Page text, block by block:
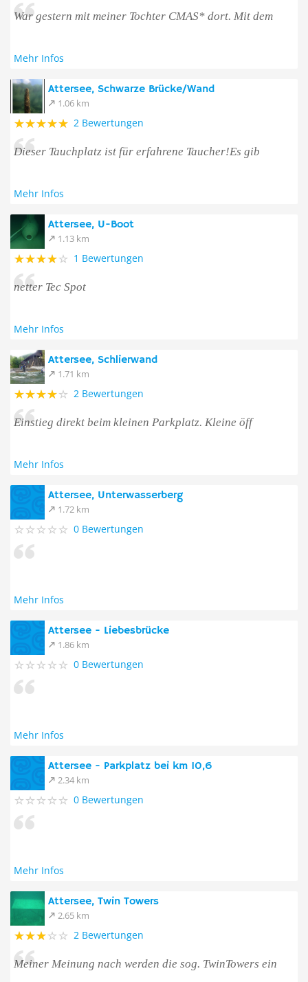
War gestern mit meiner Tochter CMAS* dort. Mit dem
Mehr Infos
Attersee, Schwarze Brücke/Wand
1.06 km
2 Bewertungen
Dieser Tauchplatz ist für erfahrene Taucher!Es gib
Mehr Infos
Attersee, U-Boot
1.13 km
1 Bewertungen
netter Tec Spot
Mehr Infos
Attersee, Schlierwand
1.71 km
2 Bewertungen
Einstieg direkt beim kleinen Parkplatz. Kleine öff
Mehr Infos
Attersee, Unterwasserberg
1.72 km
0 Bewertungen
Mehr Infos
Attersee - Liebesbrücke
1.86 km
0 Bewertungen
Mehr Infos
Attersee - Parkplatz bei km 10,6
2.34 km
0 Bewertungen
Mehr Infos
Attersee, Twin Towers
2.65 km
2 Bewertungen
Meiner Meinung nach werden die sog. TwinTowers ein